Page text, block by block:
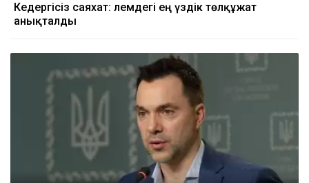
Кедергісіз саяхат: әлемдегі ең үздік төлқұжат
анықталды